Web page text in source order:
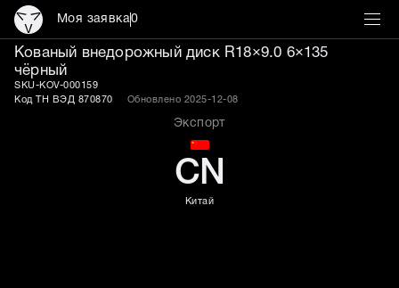
Моя заявка0
Кованый диск R18×9.0
Кованый внедорожный диск R18×9.0 6×135
чёрный
SKU-KOV-000159
Код ТН ВЭД 870870
Обновлено 2025-12-08
Экспорт
CN
Китай